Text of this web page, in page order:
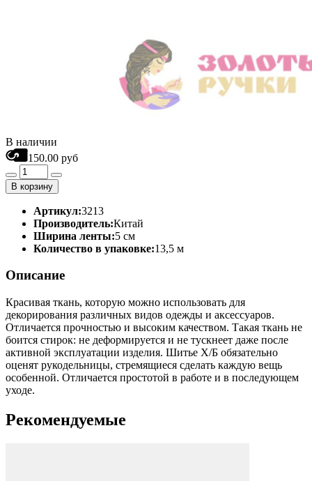
В наличии
150.00 руб
В корзину
Артикул:3213
Производитель:Китай
Ширина ленты:5 см
Количество в упаковке:13,5 м
Описание
Красивая ткань, которую можно использовать для
декорирования различных видов одежды и аксессуаров.
Отличается прочностью и высоким качеством. Такая ткань не
боится стирок: не деформируется и не тускнеет даже после
активной эксплуатации изделия. Шитье Х/Б обязательно
оценят рукодельницы, стремящиеся сделать каждую вещь
особенной. Отличается простотой в работе и в последующем
уходе.
Рекомендуемые